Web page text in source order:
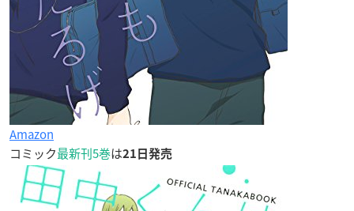
Amazon
コミック最新刊5巻は21日発売